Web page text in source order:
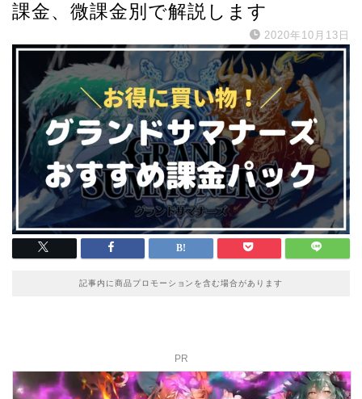
課金、微課金別で解説します
2020年10月13日
記事内に商品プロモーションを含む場合があります
PR